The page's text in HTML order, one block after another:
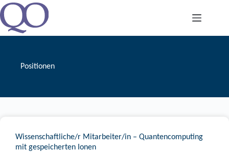
Zum
Inhalt
springen
Positionen
Wissenschaftliche/r Mitarbeiter/in – Quantencomputing
mit gespeicherten Ionen